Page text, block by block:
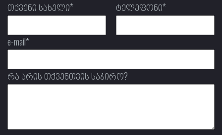
თქვენი სახელი* ტელეფონი*
e-mail*
რა არის თქვენთვის საჭირო?